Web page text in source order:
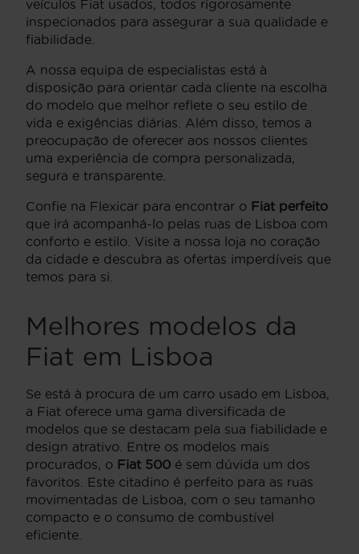
veículos Fiat usados, todos rigorosamente
inspecionados para assegurar a sua qualidade e
fiabilidade.
A nossa equipa de especialistas está à
disposição para orientar cada cliente na escolha
do modelo que melhor reflete o seu estilo de
vida e exigências diárias. Além disso, temos a
preocupação de oferecer aos nossos clientes
uma experiência de compra personalizada,
segura e transparente.
Confie na Flexicar para encontrar o Fiat perfeito
que irá acompanhá-lo pelas ruas de Lisboa com
conforto e estilo. Visite a nossa loja no coração
da cidade e descubra as ofertas imperdíveis que
temos para si.
Melhores modelos da
Fiat em Lisboa
Se está à procura de um carro usado em Lisboa,
a Fiat oferece uma gama diversificada de
modelos que se destacam pela sua fiabilidade e
design atrativo. Entre os modelos mais
procurados, o Fiat 500 é sem dúvida um dos
favoritos. Este citadino é perfeito para as ruas
movimentadas de Lisboa, com o seu tamanho
compacto e o consumo de combustível
eficiente.